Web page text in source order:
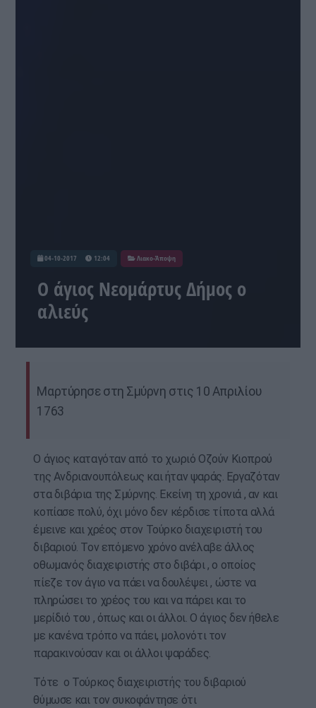
04-10-2017 12:04 Λιακο-Άποψη
Ο άγιος Νεομάρτυς Δήμος ο
αλιεύς
Μαρτύρησε στη Σμύρνη στις 10 Απριλίου
1763
Ο άγιος καταγόταν από το χωριό Οζούν Κιοπρού
της Ανδριανουπόλεως και ήταν ψαράς. Εργαζόταν
στα διβάρια της Σμύρνης. Εκείνη τη χρονιά , αν και
κοπίασε πολύ, όχι μόνο δεν κέρδισε τίποτα αλλά
έμεινε και χρέος στον Τούρκο διαχειριστή του
διβαριού. Τον επόμενο χρόνο ανέλαβε άλλος
οθωμανός διαχειριστής στο διβάρι , ο οποίος
πίεζε τον άγιο να πάει να δουλέψει , ώστε να
πληρώσει το χρέος του και να πάρει και το
μερίδιό του , όπως και οι άλλοι. Ο άγιος δεν ήθελε
με κανένα τρόπο να πάει, μολονότι τον
παρακινούσαν και οι άλλοι ψαράδες.
Τότε ο Τούρκος διαχειριστής του διβαριού
θύμωσε και τον συκοφάντησε ότι